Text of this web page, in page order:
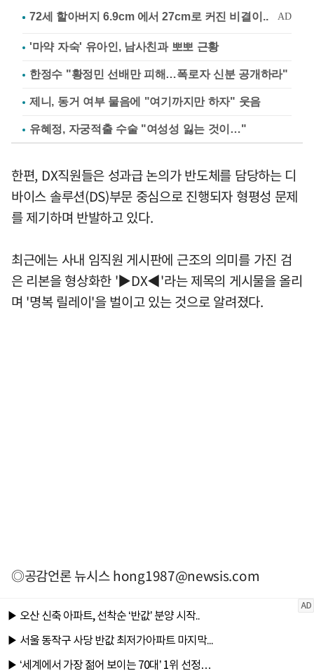
'마약 자숙' 유아인, 남사친과 뽀뽀 근황
한정수 "황정민 선배만 피해…폭로자 신분 공개하라"
제니, 동거 여부 물음에 "여기까지만 하자" 웃음
유혜정, 자궁적출 수술 "여성성 잃는 것이…"
한편, DX직원들은 성과급 논의가 반도체를 담당하는 디
바이스 솔루션(DS)부문 중심으로 진행되자 형평성 문제
를 제기하며 반발하고 있다.
최근에는 사내 임직원 게시판에 근조의 의미를 가진 검
은 리본을 형상화한 '▶DX◀'라는 제목의 게시물을 올리
며 '명복 릴레이'을 벌이고 있는 것으로 알려졌다.
◎공감언론 뉴시스hong1987@newsis.com